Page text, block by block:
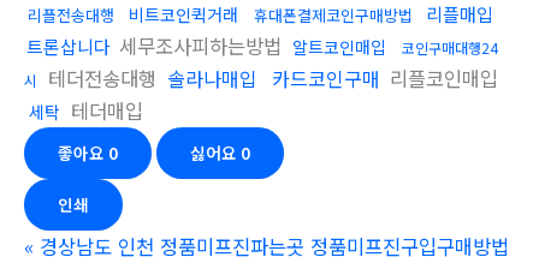
리플전송대행 비트코인퀵거래 휴대폰결제코인구매방법
리플매입
트론삽니다 세무조사피하는방법 알트코인매입
코인구매대행24
시
테더전송대행 솔라나매입 카드코인구매 리플코인매입
세탁 테더매입
좋아요 0 싫어요 0
인쇄
« 경상남도 인천 정품미프진파는곳 정품미프진구입구매방법